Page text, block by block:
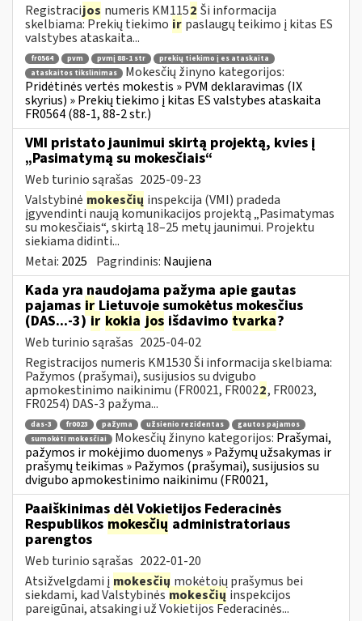
Registracijos numeris KM1152 Ši informacija
skelbiama: Prekių tiekimo ir paslaugų teikimo į kitas ES
valstybes ataskaita...
fr0564 pvm pvmį 88-1 str
prekių tiekimo į es ataskaita
ataskaitos tikslinimas
Mokesčių žinyno kategorijos:
Pridėtinės vertės mokestis » PVM deklaravimas (IX
skyrius) » Prekių tiekimo į kitas ES valstybes ataskaita
FR0564 (88-1, 88-2 str.)
VMI pristato jaunimui skirtą projektą, kvies į
„Pasimatymą su mokesčiais“
Web turinio sąrašas 2025-09-23
Valstybinė mokesčių inspekcija (VMI) pradeda
įgyvendinti naują komunikacijos projektą „Pasimatymas
su mokesčiais“, skirtą 18–25 metų jaunimui. Projektu
siekiama didinti...
Metai: 2025 Pagrindinis: Naujiena
Kada yra naudojama pažyma apie gautas
pajamas ir Lietuvoje sumokėtus mokesčius
(DAS...-3)ir kokia jos išdavimo tvarka?
Web turinio sąrašas 2025-04-02
Registracijos numeris KM1530 Ši informacija skelbiama:
Pažymos (prašymai), susijusios su dvigubo
apmokestinimo naikinimu (FR0021, FR0022, FR0023,
FR0254) DAS-3 pažyma...
das-3 fr0023 pažyma užsienio rezidentas
gautos pajamos
sumokėti mokesčiai
Mokesčių žinyno kategorijos: Prašymai,
pažymos ir mokėjimo duomenys » Pažymų užsakymas ir
prašymų teikimas » Pažymos (prašymai), susijusios su
dvigubo apmokestinimo naikinimu (FR0021,
Paaiškinimas dėl Vokietijos Federacinės
Respublikos mokesčių administratoriaus
parengtos
Web turinio sąrašas 2022-01-20
Atsižvelgdami į mokesčių mokėtojų prašymus bei
siekdami, kad Valstybinėsmokesčių inspekcijos
pareigūnai, atsakingi už Vokietijos Federacinės...